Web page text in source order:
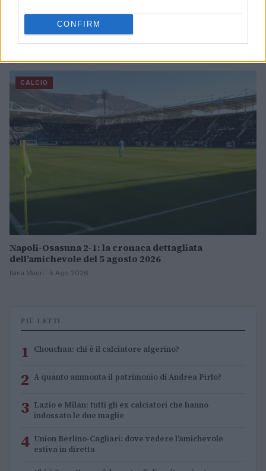
CONFIRM
Milan-Inter 1-1: le pagelle e le prestazioni salienti
dell’amichevole a Perth
CALCIO
Napoli-Osasuna 2-1: la cronaca dettagliata
dell’amichevole del 5 agosto 2026
Ilaria Mauri · 5 Ago 2026
PIÙ LETTI
1 Chouchaa: chi è il calciatore algerino?
2 A quanto ammonta il patrimonio di Andrea Pirlo?
3 Lazio e Milan: tutti gli ex calciatori che hanno
indossato le due maglie
4 Union Berlino-Cagliari: dove vedere l’amichevole
estiva in diretta